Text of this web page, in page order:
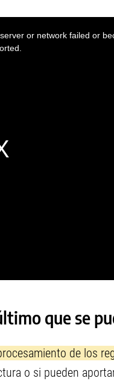
que se
de los
o si pueden